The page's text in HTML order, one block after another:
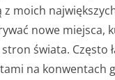
z moich
nowe miejsca,
świata. Często
na konwentach